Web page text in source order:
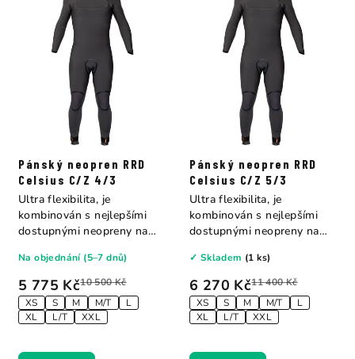
Pánský neopren RRD
Celsius C/Z 4/3
5 775 Kč10 500 Kč
XS
S M M/T
L
XL
L/T XXL
Na objednání (5–7 dnů)
Ultra flexibilita, je
kombinován s nejlepšími
dostupnými neopreny na
Pánský neopren RRD
Celsius C/Z 5/3
6 270 Kč11 400 Kč
XS
S M M/T
L
XL
L/T XXL
✓ Skladem (1 ks)
Ultra flexibilita, je
kombinován s nejlepšími
dostupnými neopreny na